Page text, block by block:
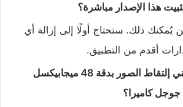
هذا الإصدار مباشرة؟
يُمكنك ذلك. ستحتاج أولًا إلى إزالة أي
أقدم من التطبيق.
هل يُمكنني إلتقاط الصور بدقة 48 ميجابيكسل
كاميرا؟